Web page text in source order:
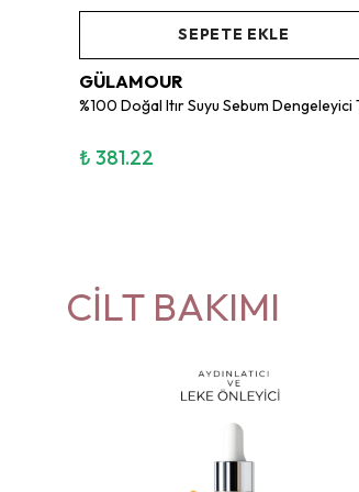
SEPETE EKLE
GÜLAMOUR
₺ 381.22
CİLT BAKIMI